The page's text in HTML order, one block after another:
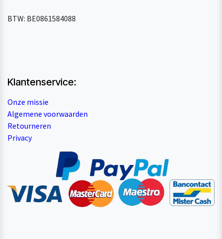
BTW: BE0861584088
Klantenservice:
Onze missie
Algemene voorwaarden
Retourneren
Privacy